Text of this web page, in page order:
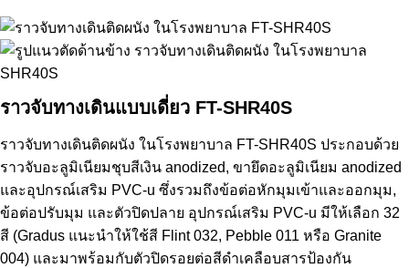
ราวจับทางเดินแบบเดี่ยว FT-SHR40S
ราวจับทางเดินติดผนัง ในโรงพยาบาล FT-SHR40S ประกอบด้วย
ราวจับอะลูมิเนียมชุบสีเงิน anodized, ขายึดอะลูมิเนียม anodized
และอุปกรณ์เสริม PVC-u ซึ่งรวมถึงข้อต่อหักมุมเข้าและออกมุม,
ข้อต่อปรับมุม และตัวปิดปลาย อุปกรณ์เสริม PVC-u มีให้เลือก 32
สี (Gradus แนะนำให้ใช้สี Flint 032, Pebble 011 หรือ Granite
004) และมาพร้อมกับตัวปิดรอยต่อสีดำเคลือบสารป้องกัน